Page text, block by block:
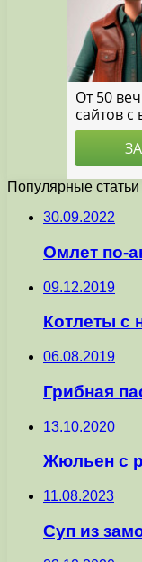
Популярные статьи
30.09.2022
Омлет по-
09.12.2019
Котлеты с
06.08.2019
Грибная
13.10.2020
Жюльен с
11.08.2023
Суп из